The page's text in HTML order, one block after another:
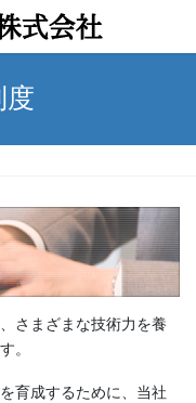
度
さまざまな技術力を養
。
育成するために、当社